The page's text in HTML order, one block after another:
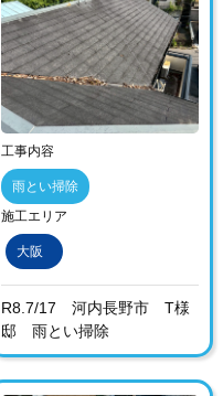
工事内容
雨とい掃除
施工エリア
大阪
R8.7/17 河内長野市 T様
邸 雨とい掃除